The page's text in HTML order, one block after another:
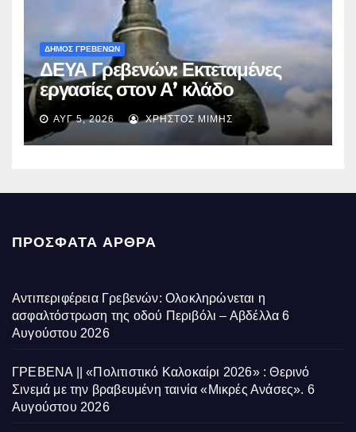
ΔΗΜΟΣ ΓΡΕΒΕΝΩΝ
ΔΕΥΑ Γρεβενών: Εκτεταμένες
εργασίες στον Α’ κλάδο
ύδρευσης – Ποιες περιοχές
επηρεάζονται την Πέμπτη
ΑΥΓ 5, 2026 ΧΡΉΣΤΟΣ ΜΊΜΗΣ
ΠΡΌΣΦΑΤΑ ΆΡΘΡΑ
Αντιπεριφέρεια Γρεβενών: Ολοκληρώνεται η
ασφαλτόστρωση της οδού Περιβόλι – Αβδέλλα 6
Αυγούστου 2026
ΓΡΕΒΕΝΑ || «Πολιτιστικό Καλοκαίρι 2026» : Θερινό
Σινεμά με την βραβευμένη ταινία «Μικρές Ανάσες». 6
Αυγούστου 2026